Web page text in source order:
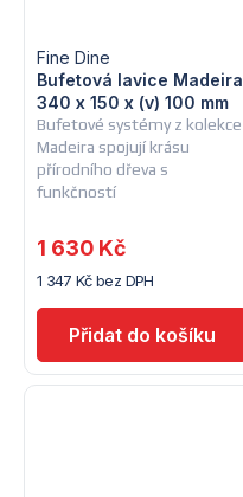
Bufetové systémy z kolekce
Madeira spojují krásu
přírodního dřeva s
funkčností
Bufetová lavice Madeira,
340 x 150 x (v) 100 mm
Fine Dine
1 347 Kč bez DPH
1 630 Kč